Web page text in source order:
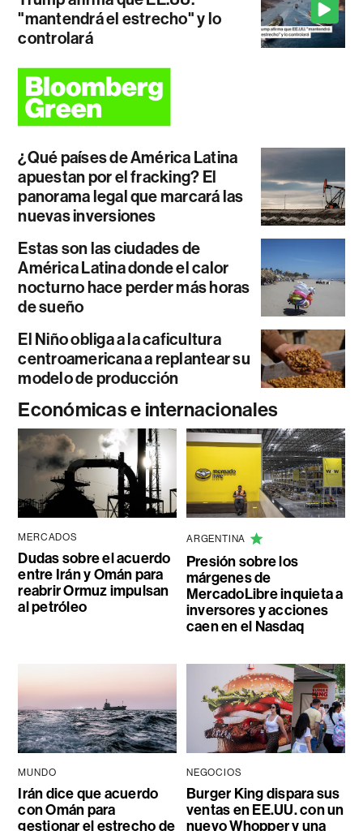
"mantendrá el estrecho" y lo
controlará
¿Qué países de América Latina
apuestan por el fracking? El
panorama legal que marcará las
nuevas inversiones
Estas son las ciudades de
América Latina donde el calor
nocturno hace perder más horas
de sueño
El Niño obliga a la caficultura
centroamericana a replantear su
modelo de producción
Económicas e internacionales
MERCADOS
Dudas sobre el acuerdo
entre Irán y Omán para
reabrir Ormuz impulsan
al petróleo
ARGENTINA
Presión sobre los
márgenes de
MercadoLibre inquieta a
inversores y acciones
caen en el Nasdaq
MUNDO
Irán dice que acuerdo
con Omán para
gestionar el estrecho de
NEGOCIOS
Burger King dispara sus
ventas en EE.UU. con un
nuevo Whopper y una